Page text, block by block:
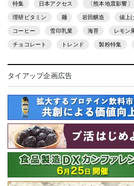
特集 日本アクセス 〔熊本地震影響〕
理研ビタミン 麺 岩田醸造 値上
コーヒー 雪印乳業 海苔 レモン
チョコレート トレンド 製粉特集
タイアップ企画広告